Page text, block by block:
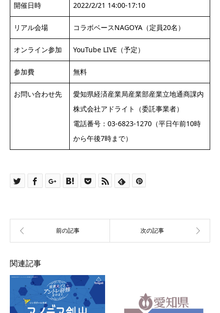
開催日時 2022/2/21 14:00-17:10
リアル会場 コラボベースNAGOYA（定員20名）
オンライン参加 YouTube LIVE（予定）
参加費 無料
お問い合わせ先
愛知県経済産業局産業部産業立地通商課内
株式会社アドライト（委託事業者）
電話番号：03-6823-1270（平日午前10時
から午後7時まで）
関連記事